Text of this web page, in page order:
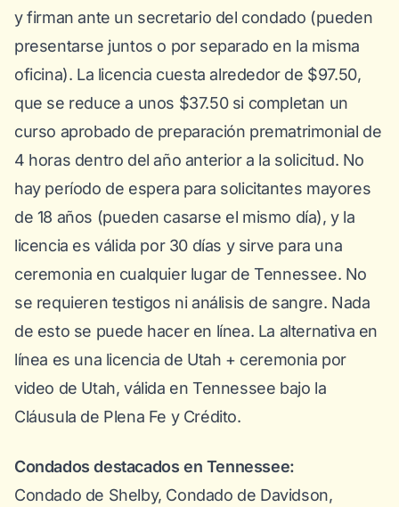
y firman ante un secretario del condado (pueden
presentarse juntos o por separado en la misma
oficina). La licencia cuesta alrededor de $97.50,
que se reduce a unos $37.50 si completan un
curso aprobado de preparación prematrimonial de
4 horas dentro del año anterior a la solicitud. No
hay período de espera para solicitantes mayores
de 18 años (pueden casarse el mismo día), y la
licencia es válida por 30 días y sirve para una
ceremonia en cualquier lugar de Tennessee. No
se requieren testigos ni análisis de sangre. Nada
de esto se puede hacer en línea. La alternativa en
línea es una licencia de Utah + ceremonia por
video de Utah, válida en Tennessee bajo la
Cláusula de Plena Fe y Crédito.
Condados destacados en Tennessee:
Condado de Shelby, Condado de Davidson,